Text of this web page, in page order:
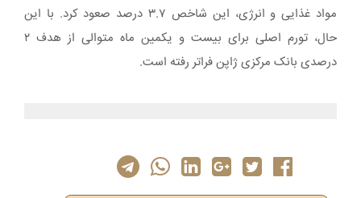
مواد غذایی و انرژی، این شاخص ۳.۷ درصد صعود کرد. با این
حال، تورم اصلی برای بیست و یکمین ماه متوالی از هدف ۲
درصدی بانک مرکزی ژاپن فراتر رفته است.